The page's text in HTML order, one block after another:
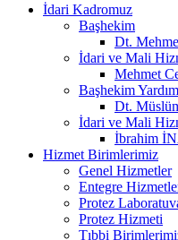
İdari Kadromuz
Başhekim
Dt.
İdari ve Mali
Mehmet
Başhekim
Dt.
İdari ve Mali
İbrahim
Hizmet Birimlerimiz
Genel Hizmetler
Entegre
Protez
Protez Hizmeti
Tıbbi